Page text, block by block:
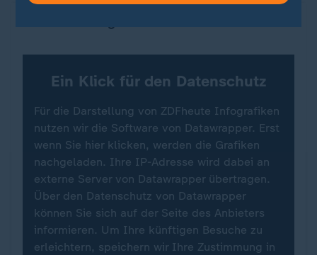
Ein Klick für den Datenschutz
Für die Darstellung von ZDFheute Infografiken
nutzen wir die Software von Datawrapper. Erst
wenn Sie hier klicken, werden die Grafiken
nachgeladen. Ihre IP-Adresse wird dabei an
externe Server von Datawrapper übertragen.
Über den Datenschutz von Datawrapper
können Sie sich auf der Seite des Anbieters
informieren. Um Ihre künftigen Besuche zu
erleichtern, speichern wir Ihre Zustimmung in